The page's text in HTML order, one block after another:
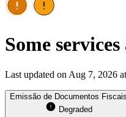
Some
Last updated on Aug 7, 2026
Emissão de Documentos Fiscais
Degraded